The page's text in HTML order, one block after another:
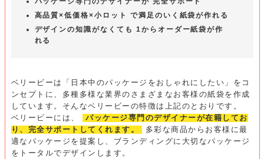
高品質×低価格×小ロット で満足のいく紙袋が作れる
デザインの知識がなくても 1からオーダー紙袋が作
れる
ベリービーは「日本中のパッケージをおしゃれにしたい」をコ
ンセプトに、多種多様な業界のさまざまなお客様の紙袋を作成
しています。そんなベリービーの特徴は上記のとおりです。
ベリービーには、
パッケージ専門のデザイナーが在籍してお
り、完全サポートしてくれます。
多彩な商品からお客様に最
適なパッケージを提案し、ブランディングに大切なパッケージ
をトータルでデザインします。